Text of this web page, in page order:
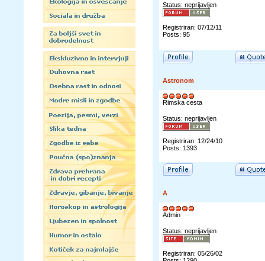
Status: neprijavljen
Registriran: 07/12/11
Posts: 95
Astronom
Rimska cesta
Status: neprijavljen
Registriran: 12/24/10
Posts: 1393
A
Admin
Status: neprijavljen
Registriran: 05/26/02